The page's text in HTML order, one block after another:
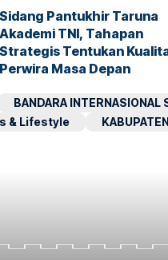
Sidang Pantukhir Taruna
Akademi TNI, Tahapan
Strategis Tentukan
Perwira Masa Depan
BANDARA INTERNASIONAL
& Lifestyle